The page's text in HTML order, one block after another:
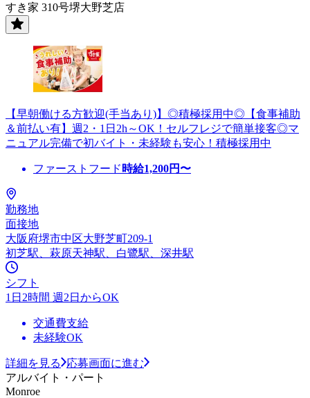
すき家 310号堺大野芝店
【早朝働ける方歓迎(手当あり)】◎積極採用中◎【食事補助
＆前払い有】週2・1日2h～OK！セルフレジで簡単接客◎マ
ニュアル完備で初バイト・未経験も安心！積極採用中
ファーストフード 時給1,200円〜
勤務地
面接地
大阪府堺市中区大野芝町209-1
初芝駅、萩原天神駅、白鷺駅、深井駅
シフト
1日2時間 週2日からOK
交通費支給
未経験OK
詳細を見る
応募画面に進む
アルバイト・パート
Monroe